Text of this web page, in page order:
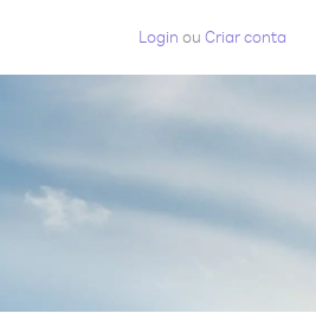
Login ou Criar conta